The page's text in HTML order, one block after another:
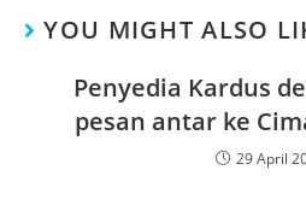
YOU MIGHT ALSO
Penyedia Kardus
pesan antar ke
29 April